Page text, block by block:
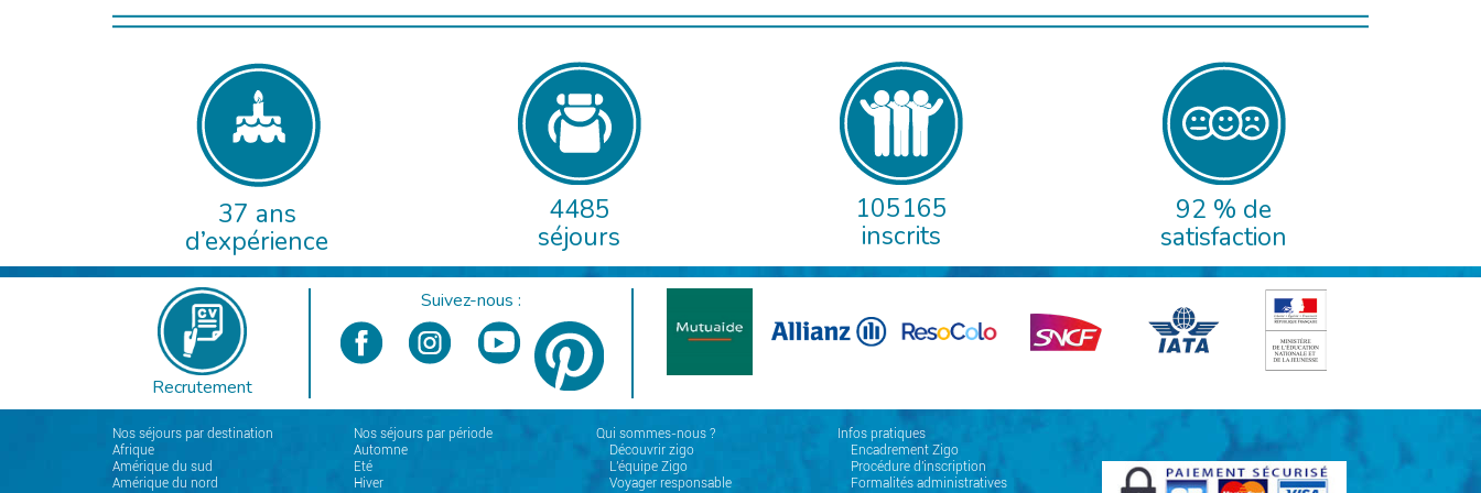
37 ans
d’expérience
4485
séjours
105165
inscrits
92 % de
satisfaction
Recrutement
Suivez-nous :
Nos séjours par destination
Afrique
Amérique du sud
Amérique du nord
Nos séjours par période
Automne
Eté
Hiver
Qui sommes-nous ?
Découvrir zigo
L'équipe Zigo
Voyager responsable
Infos pratiques
Encadrement Zigo
Procédure d'inscription
Formalités administratives